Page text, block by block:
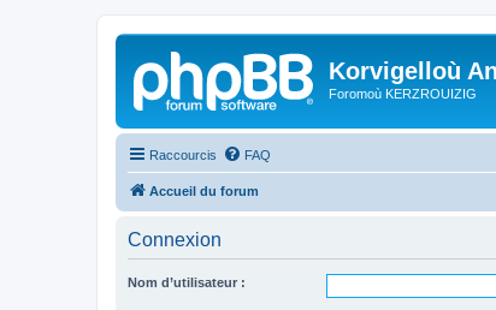
Korvigelloù
Foromoù KERZROUIZIG
Raccourcis FAQ
Accueil du forum
Connexion
Nom d’utilisateur :